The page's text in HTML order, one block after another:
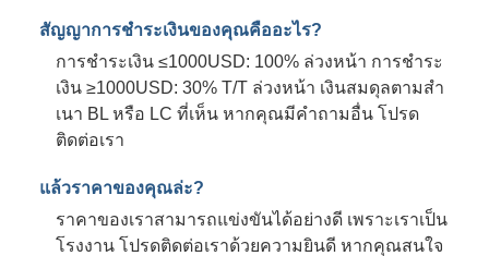
สัญญาการชําระเงินของคุณคืออะไร?
การชําระเงิน ≤1000USD: 100% ล่วงหน้า การชําระ
เงิน ≥1000USD: 30% T/T ล่วงหน้า เงินสมดุลตามสํา
เนา BL หรือ LC ที่เห็น หากคุณมีคําถามอื่น โปรด
ติดต่อเรา
แล้วราคาของคุณล่ะ?
ราคาของเราสามารถแข่งขันได้อย่างดี เพราะเราเป็น
โรงงาน โปรดติดต่อเราด้วยความยินดี หากคุณสนใจ